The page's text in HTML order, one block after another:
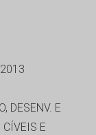
DESENV. E
CÍVEIS E